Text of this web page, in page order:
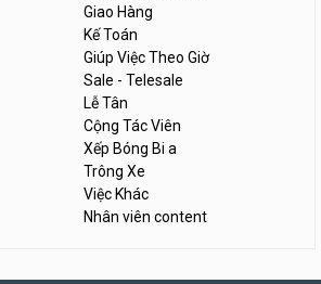
Giao Hàng
Kế Toán
Giúp Việc Theo Giờ
Sale - Telesale
Lễ Tân
Cộng Tác Viên
Xếp Bóng Bi a
Trông Xe
Việc Khác
Nhân viên content